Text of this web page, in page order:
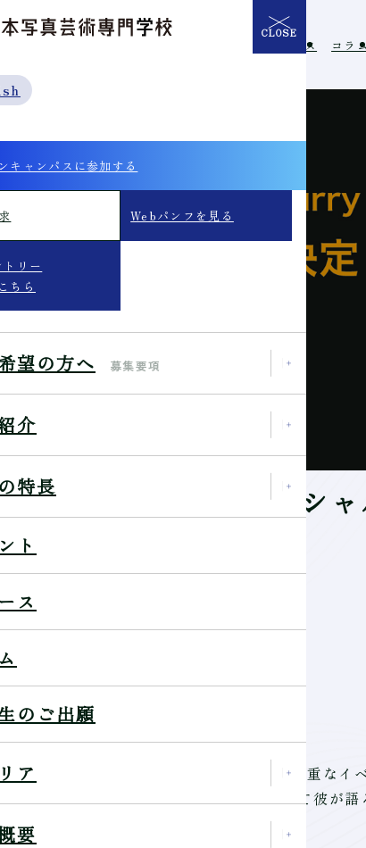
ニュース コラム
CLOSE
キャンパスに参加する
Webパンフを見る
リー
ちら
望の方へ 募集要項
介
特長
ト
ス
のご出願
ア
要
・マッカリー スペシャ
家の最高峰の一人である
ライン）の開催が決定しました！
ーに続き、世界的な写真家による大変貴重なイベ
・マッカリー氏が見つめる世界、そして彼が語